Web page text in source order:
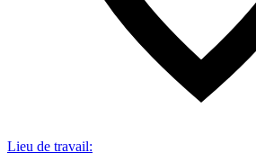
Lieu de travail: